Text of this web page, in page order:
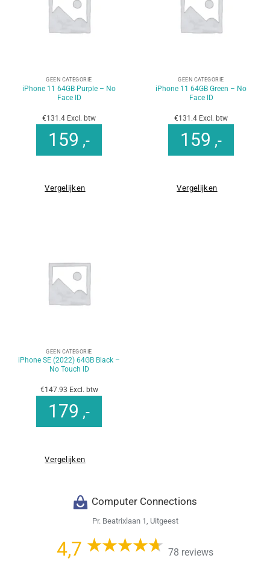
GEEN CATEGORIE
iPhone 11 64GB Purple – No
Face ID
€131.4 Excl. btw
159 ,-
Vergelijken
GEEN CATEGORIE
iPhone 11 64GB Green – No
Face ID
€131.4 Excl. btw
159 ,-
Vergelijken
GEEN CATEGORIE
iPhone SE (2022) 64GB Black –
No Touch ID
€147.93 Excl. btw
179 ,-
Vergelijken
Computer Connections
Pr. Beatrixlaan 1, Uitgeest
4,7 78 reviews